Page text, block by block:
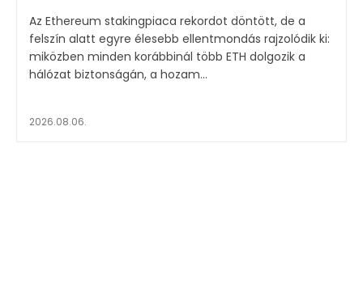
Az Ethereum stakingpiaca rekordot döntött, de a
felszín alatt egyre élesebb ellentmondás rajzolódik ki:
miközben minden korábbinál több ETH dolgozik a
hálózat biztonságán, a hozam...
2026.08.06.